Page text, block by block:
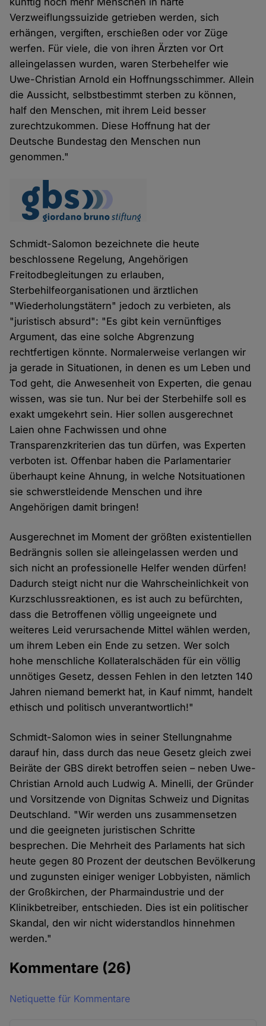
Verzweiflungssuizide getrieben werden, sich
erhängen, vergiften, erschießen oder vor Züge
werfen. Für viele, die von ihren Ärzten vor Ort
alleingelassen wurden, waren Sterbehelfer wie
Uwe-Christian Arnold ein Hoffnungsschimmer. Allein
die Aussicht, selbstbestimmt sterben zu können,
half den Menschen, mit ihrem Leid besser
zurechtzukommen. Diese Hoffnung hat der
Deutsche Bundestag den Menschen nun
genommen."
Schmidt-Salomon bezeichnete die heute
beschlossene Regelung, Angehörigen
Freitodbegleitungen zu erlauben,
Sterbehilfeorganisationen und ärztlichen
"Wiederholungstätern" jedoch zu verbieten, als
"juristisch absurd": "Es gibt kein vernünftiges
Argument, das eine solche Abgrenzung
rechtfertigen könnte. Normalerweise verlangen wir
ja gerade in Situationen, in denen es um Leben und
Tod geht, die Anwesenheit von Experten, die genau
wissen, was sie tun. Nur bei der Sterbehilfe soll es
exakt umgekehrt sein. Hier sollen ausgerechnet
Laien ohne Fachwissen und ohne
Transparenzkriterien das tun dürfen, was Experten
verboten ist. Offenbar haben die Parlamentarier
überhaupt keine Ahnung, in welche Notsituationen
sie schwerstleidende Menschen und ihre
Angehörigen damit bringen!
Ausgerechnet im Moment der größten existentiellen
Bedrängnis sollen sie alleingelassen werden und
sich nicht an professionelle Helfer wenden dürfen!
Dadurch steigt nicht nur die Wahrscheinlichkeit von
Kurzschlussreaktionen, es ist auch zu befürchten,
dass die Betroffenen völlig ungeeignete und
weiteres Leid verursachende Mittel wählen werden,
um ihrem Leben ein Ende zu setzen. Wer solch
hohe menschliche Kollateralschäden für ein völlig
unnötiges Gesetz, dessen Fehlen in den letzten 140
Jahren niemand bemerkt hat, in Kauf nimmt, handelt
ethisch und politisch unverantwortlich!"
Schmidt-Salomon wies in seiner Stellungnahme
darauf hin, dass durch das neue Gesetz gleich zwei
Beiräte der GBS direkt betroffen seien – neben Uwe-
Christian Arnold auch Ludwig A. Minelli, der Gründer
und Vorsitzende von Dignitas Schweiz und Dignitas
Deutschland. "Wir werden uns zusammensetzen
und die geeigneten juristischen Schritte
besprechen. Die Mehrheit des Parlaments hat sich
heute gegen 80 Prozent der deutschen Bevölkerung
und zugunsten einiger weniger Lobbyisten, nämlich
der Großkirchen, der Pharmaindustrie und der
Klinikbetreiber, entschieden. Dies ist ein politischer
Skandal, den wir nicht widerstandlos hinnehmen
werden."
Kommentare (26)
Netiquette für Kommentare